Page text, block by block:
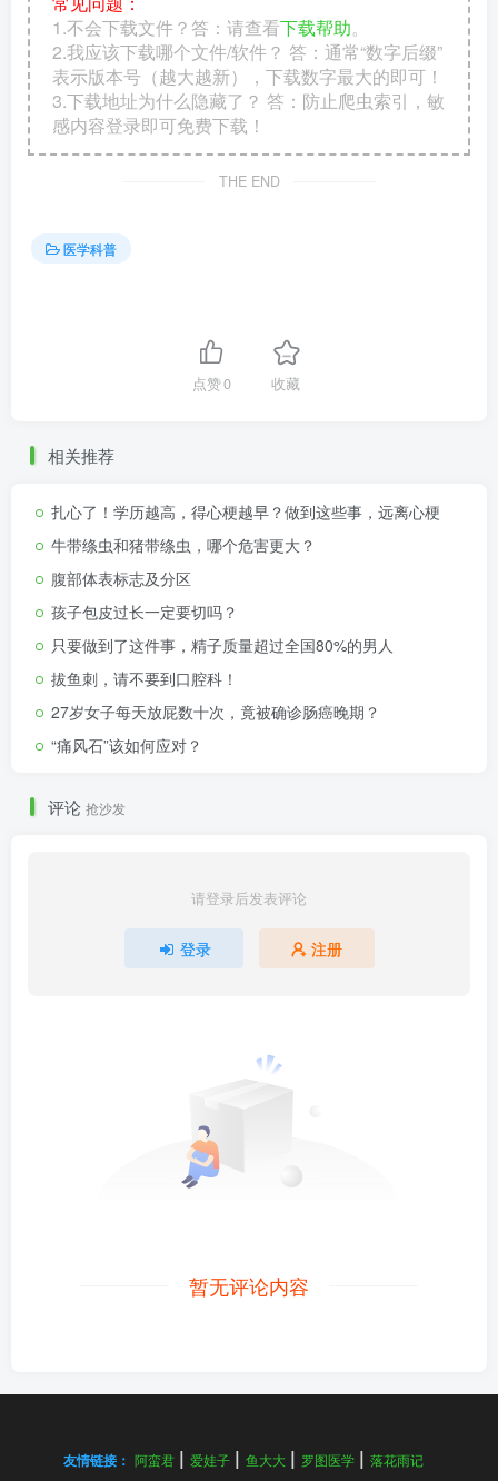
1.不会下载文件？答：请查看下载帮助。
2.我应该下载哪个文件/软件？ 答：通常“数字后缀”
表示版本号（越大越新），下载数字最大的即可！
3.下载地址为什么隐藏了？ 答：防止爬虫索引，敏
感内容登录即可免费下载！
THE END
医学科普
点赞0 收藏
相关推荐
扎心了！学历越高，得心梗越早？做到这些事，远离心梗
牛带绦虫和猪带绦虫，哪个危害更大？
腹部体表标志及分区
孩子包皮过长一定要切吗？
只要做到了这件事，精子质量超过全国80%的男人
拔鱼刺，请不要到口腔科！
27岁女子每天放屁数十次，竟被确诊肠癌晚期？
“痛风石”该如何应对？
评论 抢沙发
请登录后发表评论
登录 注册
暂无评论内容
友情链接： 阿蛮君 爱娃子 鱼大大 罗图医学 落花雨记